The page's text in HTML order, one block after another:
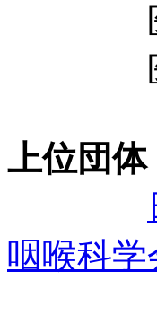
医学/
医学/
上位団体
咽喉科学